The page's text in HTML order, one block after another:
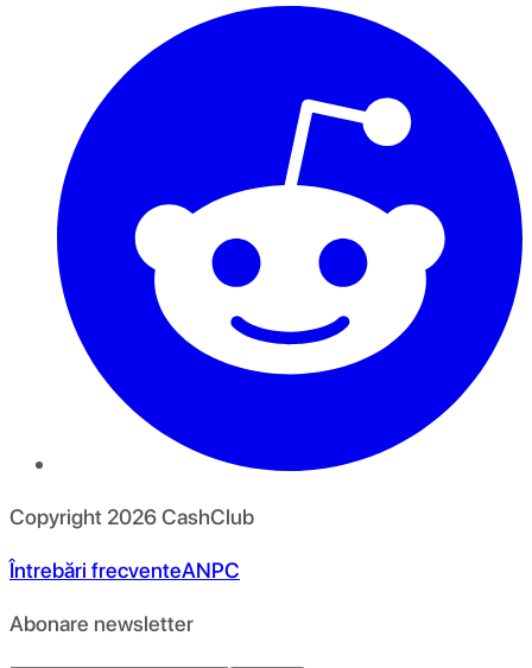
Copyright 2026CashClub
Întrebări frecventeANPC
Abonare newsletter